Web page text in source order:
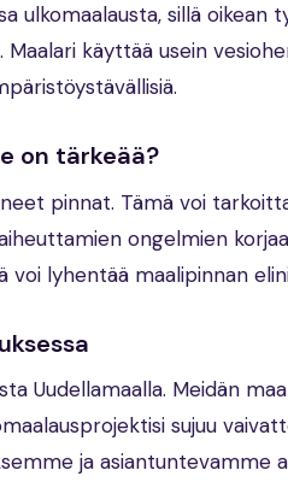
ulkomaalausta, sillä oikean
käyttää usein
on tärkeää?
pinnat. Tämä voi
ongelmien
voi lyhentää maalipinnan
Uudellamaalla. Meidän
sujuu
ja asiantuntevamme